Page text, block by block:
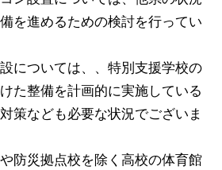
を進めるための検討を行ってい
については、、特別支援学校の
た整備を計画的に実施している
策なども必要な状況でございま
防災拠点校を除く高校の体育館